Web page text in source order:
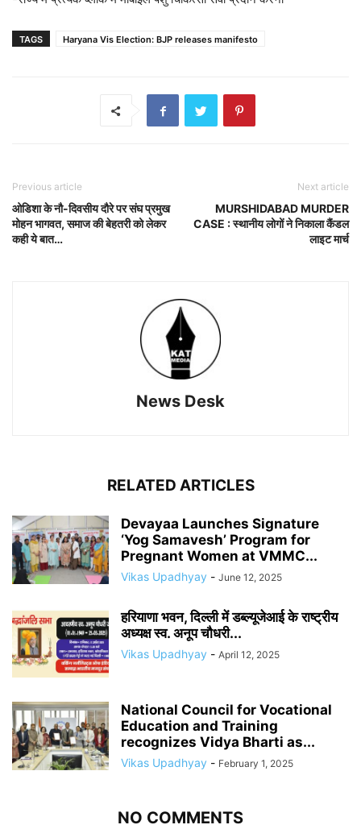
TAGS Haryana Vis Election: BJP releases manifesto
Previous article
ओडिशा के नौ-दिवसीय दौरे पर संघ प्रमुख
मोहन भागवत, समाज की बेहतरी को लेकर
कही ये बात…
Next article
MURSHIDABAD MURDER
CASE : स्थानीय लोगों ने निकाला कैंडल
लाइट मार्च
News Desk
RELATED ARTICLES
Devayaa Launches Signature
‘Yog Samavesh’ Program for
Pregnant Women at VMMC...
Vikas Upadhyay - June 12, 2025
हरियाणा भवन, दिल्ली में डब्ल्यूजेआई के राष्ट्रीय
अध्यक्ष स्व. अनूप चौधरी...
Vikas Upadhyay - April 12, 2025
National Council for Vocational
Education and Training
recognizes Vidya Bharti as...
Vikas Upadhyay - February 1, 2025
NO COMMENTS